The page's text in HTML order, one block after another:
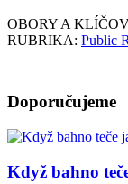
OBORY A
RUBRIKA: Public
Doporučujeme
Když bahno